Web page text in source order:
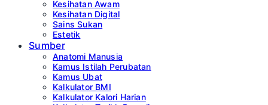
Kesihatan Awam
Kesihatan Digital
Sains Sukan
Estetik
Sumber
Anatomi Manusia
Kamus Istilah Perubatan
Kamus Ubat
Kalkulator BMI
Kalkulator Kalori Harian